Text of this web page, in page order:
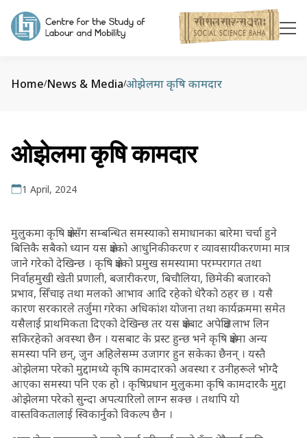
Home/News & Media/ओझेलमा कृषि कामदार
ओझेलमा कृषि कामदार
1 April, 2024
मुलुकमा कृषि क्षेत्रसँग सम्बन्धित समस्याको समाधानका बारेमा चर्चा हुने
बित्तिकै सबैको ध्यान यस क्षेत्रको आधुनिकीकरण र व्यावसायीकरणमा मात्र
जाने गरेको देखिन्छ । कृषि क्षेत्रको प्रमुख समस्यामा परम्परागत तथा
निर्वाहमुखी खेती प्रणाली, बजारीकरण, बिचौलिया, छिमेकी बजारको
प्रभाव, सिँचाइ तथा मलको आभाव आदि रहेको धेरैको ठहर छ । यसै
कारण सरकारले तर्जुमा गरेका अधिकांश योजना तथा कार्यक्रममा समेत
यसैलाई प्राथमिकता दिएको देखिन्छ तर यस क्षेत्रबाट अपेक्षित लाभ लिन
सकिरहेको अवस्था छैन । यसबाट के प्रस्ट हुन्छ भने कृषि क्षेत्रमा अन्य
समस्या पनि छन्, जुन अहिलेसम्म उजागर हुन सकेका छैनन् । यस्तै
ओझेलमा परेको मुद्दामध्ये कृषि कामदारको अवस्था र उनीहरूले भोग्दै
आएका समस्या पनि एक हो । कृषिप्रधान मुलुकमा कृषि कामदारकै मुद्दा
ओझेलमा परेको सुन्दा अपत्यारिलो लाग्न सक्छ । तथापि यो
वास्तविकतालाई स्विकार्नुको विकल्प छैन ।